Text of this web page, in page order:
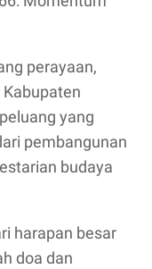
perayaan,
yang
pembangunan
budaya
harapan besar
doa dan